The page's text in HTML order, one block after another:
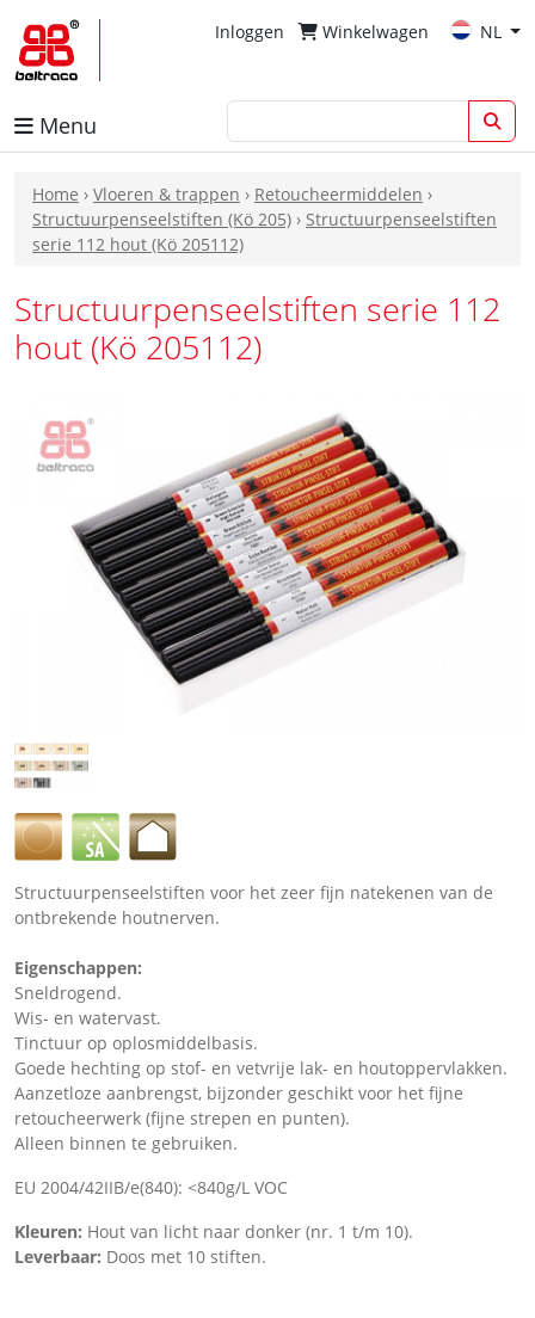
Inloggen Winkelwagen NL
Menu
Home › Vloeren & trappen › Retoucheermiddelen ›
Structuurpenseelstiften (Kö 205) › Structuurpenseelstiften
serie 112 hout (Kö 205112)
Structuurpenseelstiften serie 112
hout (Kö 205112)
Structuurpenseelstiften voor het zeer fijn natekenen van de
ontbrekende houtnerven.
Eigenschappen:
Sneldrogend.
Wis- en watervast.
Tinctuur op oplosmiddelbasis.
Goede hechting op stof- en vetvrije lak- en houtoppervlakken.
Aanzetloze aanbrengst, bijzonder geschikt voor het fijne
retoucheerwerk (fijne strepen en punten).
Alleen binnen te gebruiken.
EU 2004/42IIB/e(840): <840g/L VOC
Kleuren: Hout van licht naar donker (nr. 1 t/m 10).
Leverbaar: Doos met 10 stiften.